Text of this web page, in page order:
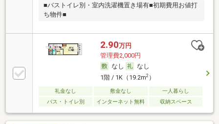
■バストイレ別・室内洗濯機置き場有■初期費用お値打
ち物件■
2.90万円
管理費2,000円
なし
なし
1階 / 1K（19.2m2）
礼金なし 敷金なし
一人暮らし
バス・トイレ別
インターネット無料 収納スペース